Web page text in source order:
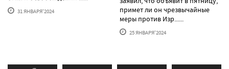
31 ЯНВАРЯ'2024
примет ли он чрезвычайные
меры против Изр......
25 ЯНВАРЯ'2024